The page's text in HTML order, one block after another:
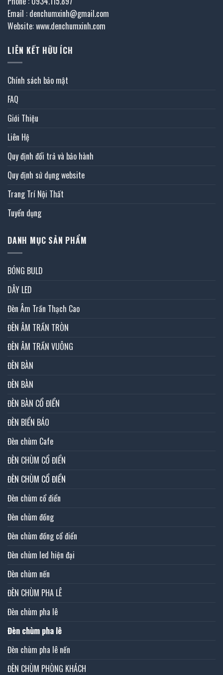
Email : denchumxinh@gmail.com
Website: www.denchumxinh.com
LIÊN KẾT HỮU ÍCH
Chính sách bảo mật
FAQ
Giới Thiệu
Liên Hệ
Quy định đổi trả và bảo hành
Quy định sử dụng website
Trang Trí Nội Thất
Tuyển dụng
DANH MỤC SẢN PHẨM
BÓNG BULD
DÂY LED
Đèn Âm Trần Thạch Cao
ĐÈN ÂM TRẦN TRÒN
ĐÈN ÂM TRẦN VUÔNG
ĐÈN BÀN
ĐÈN BÀN
ĐÈN BÀN CỔ ĐIỂN
ĐÈN BIỂN BÁO
Đèn chùm Cafe
ĐÈN CHÙM CỔ ĐIỂN
ĐÈN CHÙM CỔ ĐIỂN
Đèn chùm cổ điển
Đèn chùm đồng
Đèn chùm đồng cổ điển
Đèn chùm led hiện đại
Đèn chùm nến
ĐÈN CHÙM PHA LÊ
Đèn chùm pha lê
Đèn chùm pha lê
Đèn chùm pha lê nến
ĐÈN CHÙM PHÒNG KHÁCH